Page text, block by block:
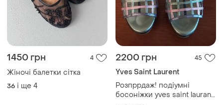
1450 грн
Жіночі балетки сітка
36 і ще
2200 грн 45
Yves Saint Laurent
Розпррдаж! подіумні
босоніжки yves saint laurant
оригінал
37 і ще 1
TOP